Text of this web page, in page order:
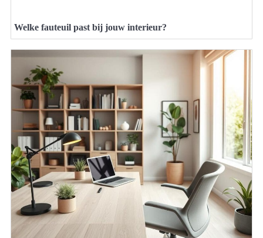
Welke fauteuil past bij jouw interieur?